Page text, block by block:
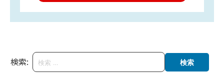
検索: